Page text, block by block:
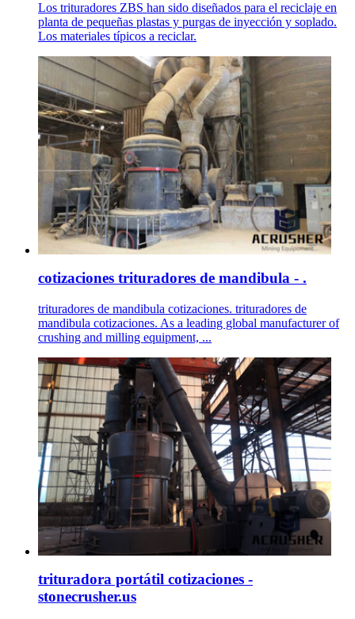
Los trituradores ZBS han sido diseñados para el reciclaje en
planta de pequeñas plastas y purgas de inyección y soplado.
Los materiales típicos a reciclar.
cotizaciones trituradores de mandibula - .
trituradores de mandibula cotizaciones. trituradores de
mandibula cotizaciones. As a leading global manufacturer of
crushing and milling equipment, ...
trituradora portátil cotizaciones -
stonecrusher.us